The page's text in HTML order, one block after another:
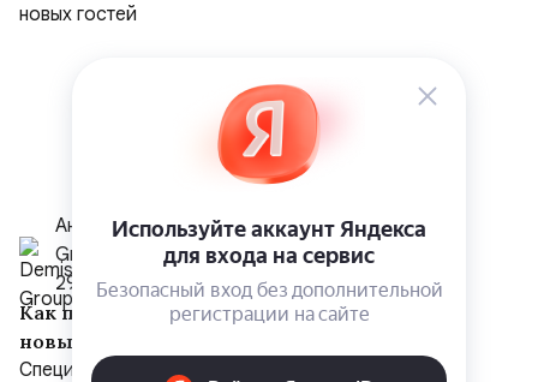
Анастасия Дунаева, PR-менеджер Demis
Group
29 июля
Как превратить аккаунт отеля в источник
новых гостей
Специалисты Demis Group поделились опытом